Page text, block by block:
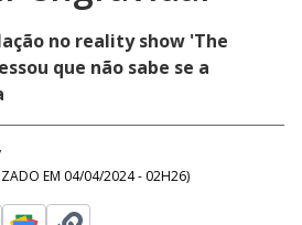
no reality show 'The
que não sabe se a
EM 04/04/2024 - 02H26)